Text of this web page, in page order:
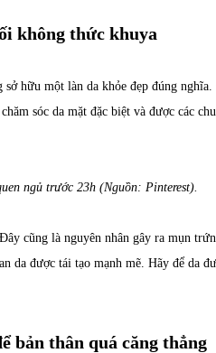
không thức khuya
hữu một làn da khỏe đẹp đúng
sóc da mặt đặc biệt và được các
ngủ trước 23h (Nguồn: Pinterest).
cũng là nguyên nhân gây ra mụn
da được tái tạo mạnh mẽ. Hãy để da
bản thân quá căng thẳng